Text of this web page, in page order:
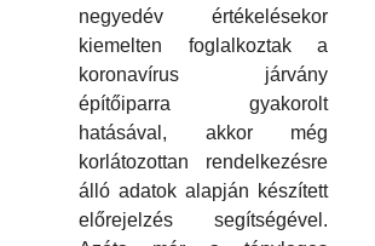
negyedév értékelésekor
kiemelten foglalkoztak a
koronavírus járvány
építőiparra gyakorolt
hatásával, akkor még
korlátozottan rendelkezésre
álló adatok alapján készített
előrejelzés segítségével.